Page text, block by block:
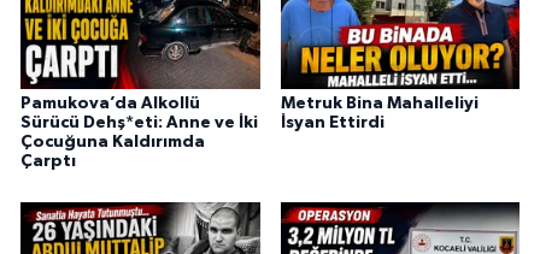
Pamukova’da Alkollü
Sürücü Dehş*eti: Anne ve İki
Çocuğuna Kaldırımda
Çarptı
Metruk Bina Mahalleliyi
İsyan Ettirdi